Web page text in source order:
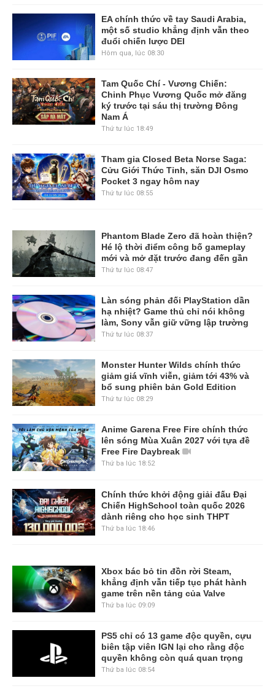
EA chính thức về tay Saudi Arabia,
một số studio khẳng định vẫn theo
đuổi chiến lược DEI
Hôm qua, lúc 08:30
Tam Quốc Chí - Vương Chiến:
Chinh Phục Vương Quốc mở đăng
ký trước tại sáu thị trường Đông
Nam Á
Thứ tư lúc 18:49
Tham gia Closed Beta Norse Saga:
Cửu Giới Thức Tỉnh, săn DJI Osmo
Pocket 3 ngay hôm nay
Thứ tư lúc 08:55
Phantom Blade Zero đã hoàn thiện?
Hé lộ thời điểm công bố gameplay
mới và mở đặt trước đang đến gần
Thứ tư lúc 08:47
Làn sóng phản đối PlayStation dần
hạ nhiệt? Game thủ chỉ nói không
làm, Sony vẫn giữ vững lập trường
Thứ tư lúc 08:37
Monster Hunter Wilds chính thức
giảm giá vĩnh viễn, giảm tới 43% và
bổ sung phiên bản Gold Edition
Thứ tư lúc 08:29
Anime Garena Free Fire chính thức
lên sóng Mùa Xuân 2027 với tựa đề
Free Fire Daybreak
Thứ ba lúc 18:52
Chính thức khởi động giải đấu Đại
Chiến HighSchool toàn quốc 2026
dành riêng cho học sinh THPT
Thứ ba lúc 18:46
Xbox bác bỏ tin đồn rời Steam,
khẳng định vẫn tiếp tục phát hành
game trên nền tảng của Valve
Thứ ba lúc 09:09
PS5 chỉ có 13 game độc quyền, cựu
biên tập viên IGN lại cho rằng độc
quyền không còn quá quan trọng
Thứ ba lúc 08:54